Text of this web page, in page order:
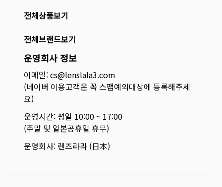
전체상품보기
전체브랜드보기
운영회사 정보
이메일: cs@lenslala3.com
(네이버 이용고객은 꼭 스팸예외대상에 등록해주세
요)
운영시간: 평일 10:00 ~ 17:00
(주말 및 일본공휴일 휴무)
운영회사: 렌즈라라 (日本)